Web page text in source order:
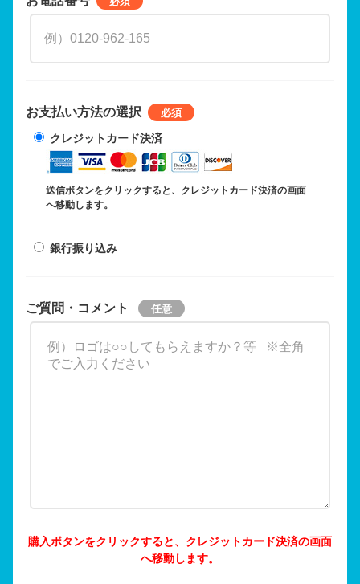
お支払い方法の選択
クレジットカード決済
送信ボタンをクリックすると、クレジットカード決済の画面
へ移動します。
銀行振り込み
ご質問・コメント
購入ボタンをクリックすると、クレジットカード決済の画面
へ移動します。